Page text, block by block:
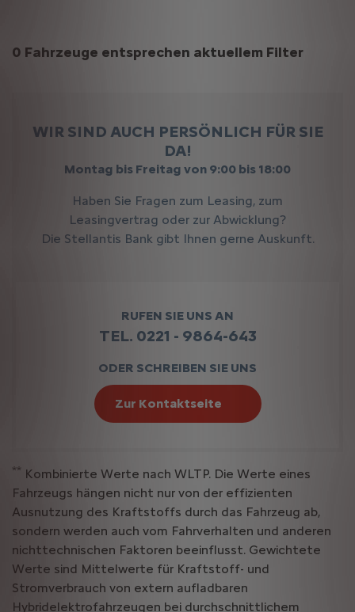
Suchergebnisse
0 Fahrzeuge entsprechen aktuellem Filter
WIR SIND AUCH PERSÖNLICH FÜR SIE
DA!
Montag bis Freitag von 9:00 bis 18:00
Haben Sie Fragen zum Leasing, zum
Leasingvertrag oder zur Abwicklung?
Die Stellantis Bank gibt Ihnen gerne Auskunft.
RUFEN SIE UNS AN
TEL. 0221 - 9864-643
ODER SCHREIBEN SIE UNS
Zur Kontaktseite
** Kombinierte Werte nach WLTP. Die Werte eines
Fahrzeugs hängen nicht nur von der effizienten
Ausnutzung des Kraftstoffs durch das Fahrzeug ab,
sondern werden auch vom Fahrverhalten und anderen
nichttechnischen Faktoren beeinflusst. Gewichtete
Werte sind Mittelwerte für Kraftstoff- und
Stromverbrauch von extern aufladbaren
Hybridelektrofahrzeugen bei durchschnittlichem